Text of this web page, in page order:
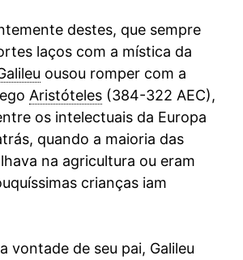
destes, que sempre
laços com a mística da
ousou romper com a
Aristóteles (384-322 AEC),
os intelectuais da Europa
quando a maioria das
na agricultura ou eram
crianças iam
vontade de seu pai, Galileu